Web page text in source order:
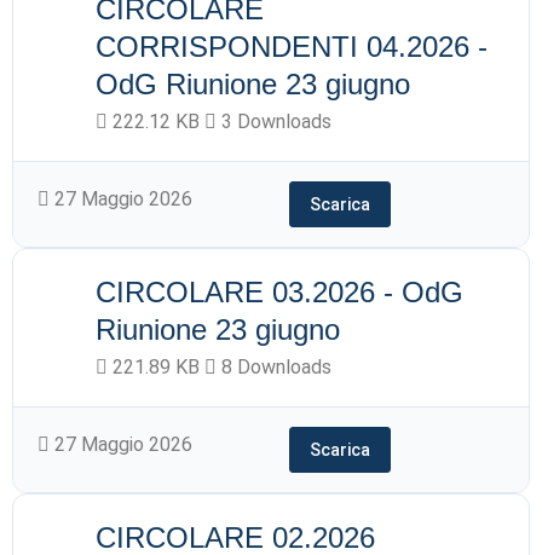
CIRCOLARE
CORRISPONDENTI 04.2026 -
OdG Riunione 23 giugno
222.12 KB 3 Downloads
27 Maggio 2026 Scarica
CIRCOLARE 03.2026 - OdG
Riunione 23 giugno
221.89 KB 8 Downloads
27 Maggio 2026 Scarica
CIRCOLARE 02.2026